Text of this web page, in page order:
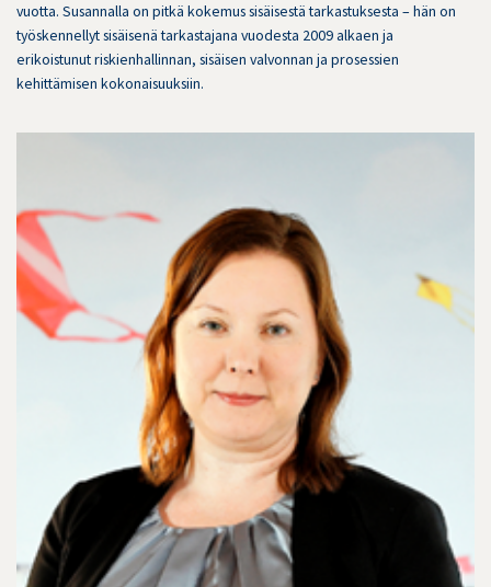
vuotta. Susannalla on pitkä kokemus sisäisestä tarkastuksesta – hän on
työskennellyt sisäisenä tarkastajana vuodesta 2009 alkaen ja
erikoistunut riskienhallinnan, sisäisen valvonnan ja prosessien
kehittämisen kokonaisuuksiin.